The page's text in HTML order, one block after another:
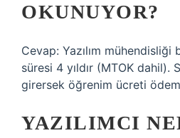
OKUNUYOR?
Cevap: Yazılım
süresi 4 yıldır (MTOK dahil).
girersek öğrenim ücreti
YAZILIMCI